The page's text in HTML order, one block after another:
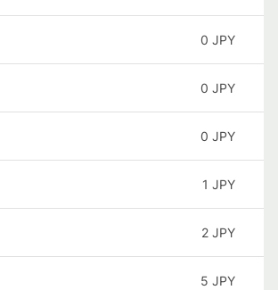
0 JPY
0 JPY
0 JPY
1 JPY
2 JPY
5 JPY